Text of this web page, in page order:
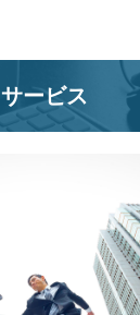
サービス